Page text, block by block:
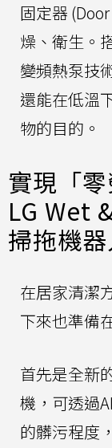
固定器
燥、衛生。
變頻熱泵技
還能在低溫
物的目的。
實現「
LG Wet
掃拖機
在居家清潔
下來也準備
首先是全新
機，可透過
的髒污程度